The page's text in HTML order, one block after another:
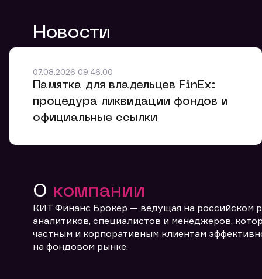
Новости
07.08.2026 09:46:00
Памятка для владельцев FinEx:
процедура ликвидации фондов и
официальные ссылки
О компании
КИТ Финанс Брокер — ведущая на российском
аналитиков, специалистов и менеджеров,
частным и корпоративным клиентам
на фондовом рынке.
Ваше